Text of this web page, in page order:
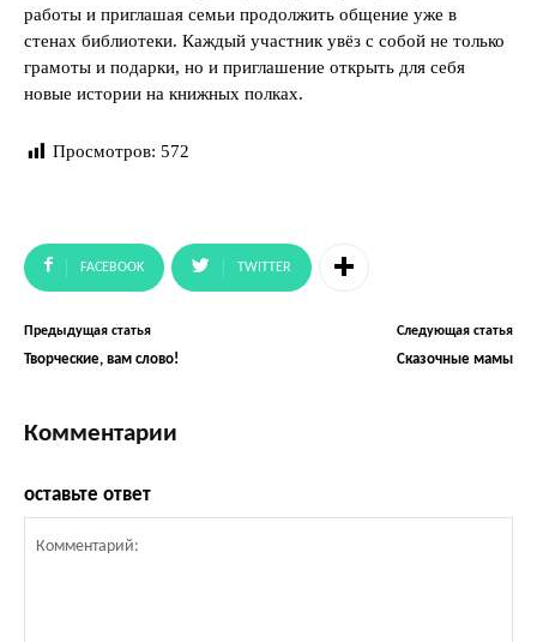
работы и приглашая семьи продолжить общение уже в
стенах библиотеки. Каждый участник увёз с собой не только
грамоты и подарки, но и приглашение открыть для себя
новые истории на книжных полках.
Просмотров: 572
FACEBOOK TWITTER
Предыдущая статья
Творческие, вам слово!
Следующая статья
Сказочные мамы
Комментарии
оставьте ответ